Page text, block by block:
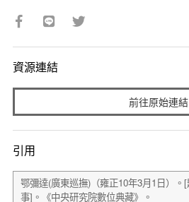
資源連結
前往原始連結
引用